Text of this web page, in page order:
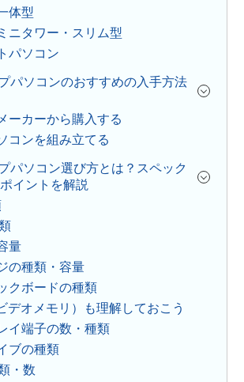
体型
ニタワー・スリム型
パソコン
パソコンのおすすめの入手方法
ーカーから購入する
コンを組み立てる
パソコン選び方とは？スペック
イントを解説
量
の種類・容量
クボードの種類
デオメモリ）も理解しておこう
イ端子の数・種類
ブの種類
・数